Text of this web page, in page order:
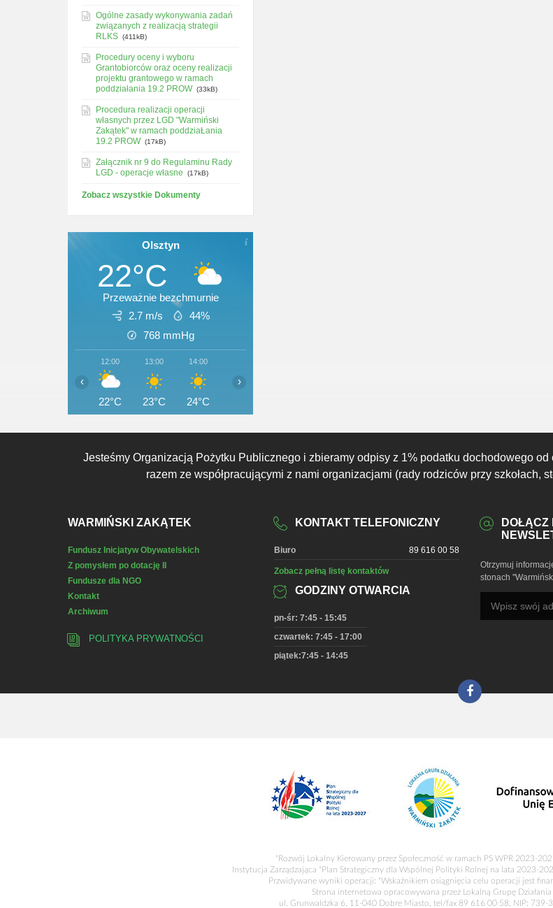
Ogólne zasady wykonywania zadań
związanych z realizacją strategii
RLKS (411kB)
Procedury oceny i wyboru
Grantobiorców oraz oceny realizacji
projektu grantowego w ramach
poddziałania 19.2 PROW (33kB)
Procedura realizacji operacji
własnych przez LGD "Warmiński
Zakątek" w ramach poddziaŁania
19.2 PROW (17kB)
Załącznik nr 9 do Regulaminu Rady
LGD - operacje własne
(17kB)
Zobacz wszystkie Dokumenty
Olsztyn
22°C
Przeważnie bezchmurnie
2.7 m/s
44%
768 mmHg
12:00
22°C
13:00
23°C
14:00
24°C
‹ ›
Jesteśmy Organizacją Pożytku Publicznego i zbieramy odpisy z 1% podatku dochodowego
razem ze współpracującymi z nami organizacjami (rady rodziców przy szkołach,
WARMIŃSKI ZAKĄTEK
Fundusz Inicjatyw Obywatelskich
Z pomysłem po dotację II
Fundusze dla NGO
Kontakt
Archiwum
POLITYKA PRYWATNOŚCI
KONTAKT TELEFONICZNY
Biuro 89 616 00 58
Zobacz pełną listę kontaktów
GODZINY OTWARCIA
pn-śr: 7:45 - 15:45
czwartek: 7:45 - 17:00
piątek:7:45 - 14:45
DOŁĄCZ
Otrzymuj
stonach
"Rozwój Lokalny Kierowany przez Społeczność w ramach PS WPR 2023-
Instytucja Zarządzająca "Plan Strategiczny dla Wspólnej Polityki Rolnej na lata 2023-
Przwidywane wyniki operacji: "Wskaźnikiem osiągnięcia celu operacji jest
Strona internetowa opracowywana przez Lokalną Grupę
ul. Grunwaldzka 6, 11-040 Dobre Miasto, tel/fax 89 616 00 58, NIP: 739-